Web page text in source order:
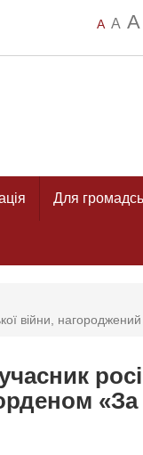
A A A
Для
війни,